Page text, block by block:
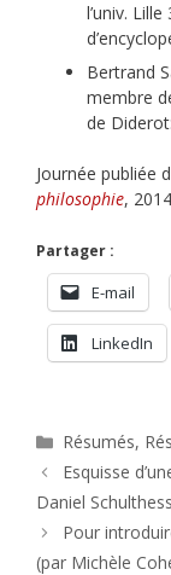
l’univ.
Bertrand
membre
de
Journée publiée
philosophie,
Partager :
E-mail
LinkedIn
Catégories
Résumés,
Esquisse
Daniel
Pour
(par Michèle